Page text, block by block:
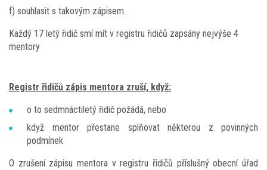
f) souhlasit s takovým zápisem.
Každý 17 letý řidič smí mít v registru řidičů zapsány nejvýše 4
mentory
Registr řidičů zápis mentora zruší, když:
o to sedmnáctiletý řidič požádá, nebo
když mentor přestane splňovat některou z povinných
podmínek
O zrušení zápisu mentora v registru řidičů příslušný obecní úřad